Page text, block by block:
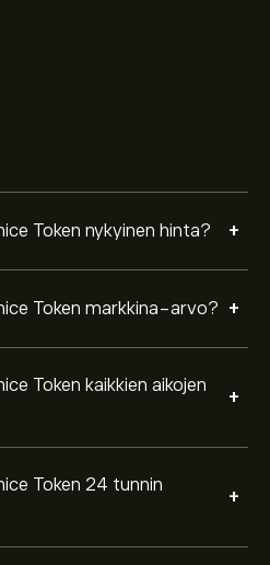
Token nykyinen hinta? +
Token markkina-arvo? +
Token kaikkien aikojen
+
Token 24 tunnin
+
24 tunnin
Token hinta on
Kun olet luonut tilin ja
toimeksiannon, joka ostaa